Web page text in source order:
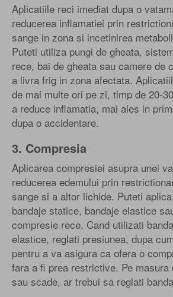
Aplicatiile reci imediat dupa o
reducerea inflamatiei prin
sange in zona si incetinirea
Puteti utiliza pungi de gheata,
rece, bai de gheata sau camere de
a livra frig in zona afectata.
de mai multe ori pe zi, timp de 20-
a reduce inflamatia, mai ales in
dupa o accidentare.
3. Compresia
Aplicarea compresiei asupra unei
reducerea edemului prin
sange si a altor lichide. Puteti
bandaje statice, bandaje elastice
compresie rece. Cand utilizati
elastice, reglati presiunea, dupa
pentru a va asigura ca ofera o
fara a fi prea restrictive. Pe
sau scade, ar trebui sa reglati